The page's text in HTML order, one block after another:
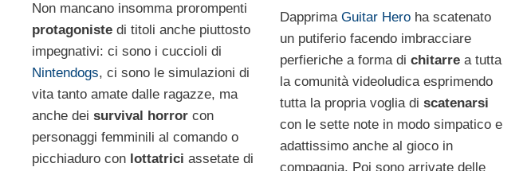
Dapprima Guitar Heroha scatenato
un putiferio facendo imbracciare
perfieriche a forma di chitarre a tutta
la comunità videoludica esprimendo
tutta la propria voglia di scatenarsi
con le sette note in modo simpatico e
adattissimo anche al gioco in
compagnia. Poi sono arrivate delle
Non mancano insomma prorompenti
protagoniste di titoli anche piuttosto
impegnativi: ci sono i cuccioli di
Nintendogs, ci sono le simulazioni di
vita tanto amate dalle ragazze, ma
anche dei survival horror con
personaggi femminili al comando o
picchiaduro con lottatrici assetate di